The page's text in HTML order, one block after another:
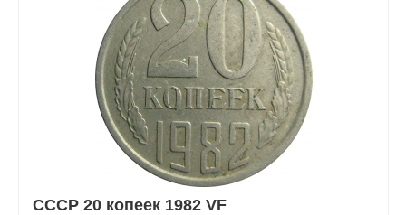
СССР 20 копеек 1982 VF